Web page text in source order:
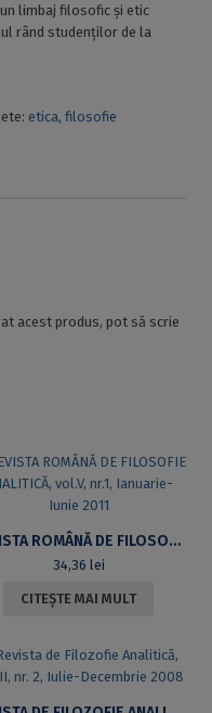
limbaj filosofic și etic
rând studenților de la
etica, filosofie
acest produs, pot să scrie
REVISTA ROMÂNĂ DE FILOSOFIE ANALITICĂ, VOL.V, NR.1, IANUARIE-IUNIE 2011
34,36 lei
CITEȘTE MAI MULT